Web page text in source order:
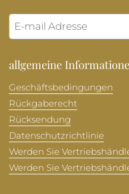
allgemeine
Geschäftsbedingungen
Rückgaberecht
Rücksendung
Datenschutzrichtlinie
Werden Sie
Werden Sie